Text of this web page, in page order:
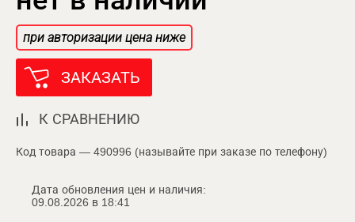
при авторизации цена ниже
ЗАКАЗАТЬ
К СРАВНЕНИЮ
Код товара — 490996 (называйте при заказе по телефону)
Дата обновления цен и наличия:
09.08.2026 в 18:41